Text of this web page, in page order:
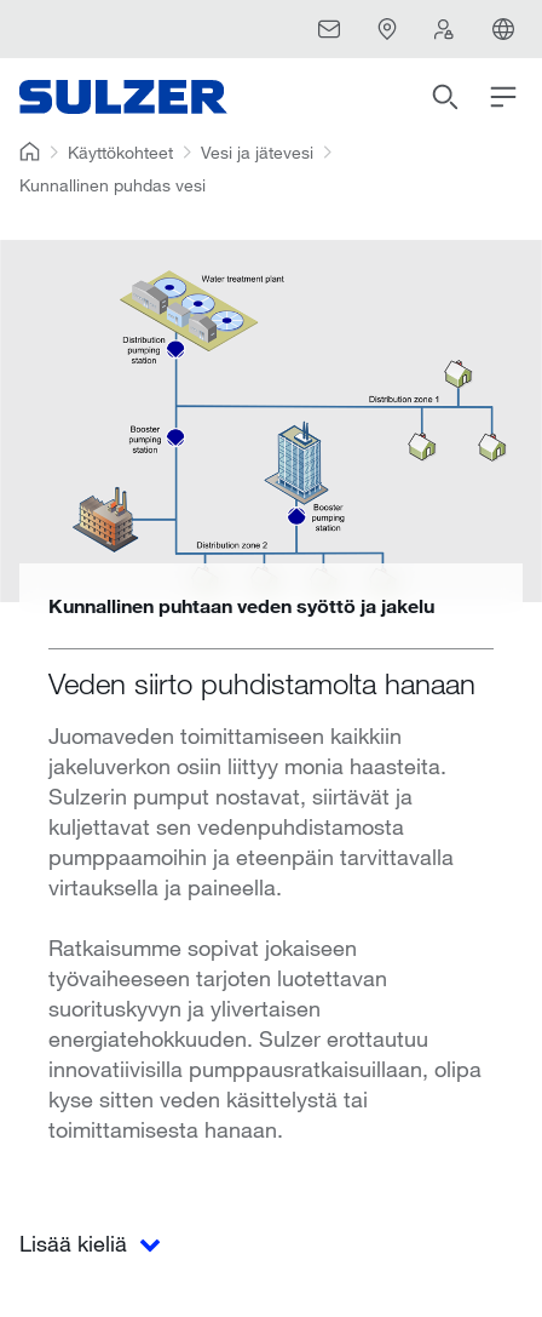
Käyttökohteet
Vesi ja jätevesi
Kunnallinen puhdas vesi
Kunnallinen puhtaan veden syöttö ja jakelu
Veden siirto puhdistamolta hanaan
Juomaveden toimittamiseen kaikkiin
jakeluverkon osiin liittyy monia haasteita.
Sulzerin pumput nostavat, siirtävät ja
kuljettavat sen vedenpuhdistamosta
pumppaamoihin ja eteenpäin tarvittavalla
virtauksella ja paineella.
Ratkaisumme sopivat jokaiseen
työvaiheeseen tarjoten luotettavan
suorituskyvyn ja ylivertaisen
energiatehokkuuden. Sulzer erottautuu
innovatiivisilla pumppausratkaisuillaan, olipa
kyse sitten veden käsittelystä tai
toimittamisesta hanaan.
Lisää kieliä